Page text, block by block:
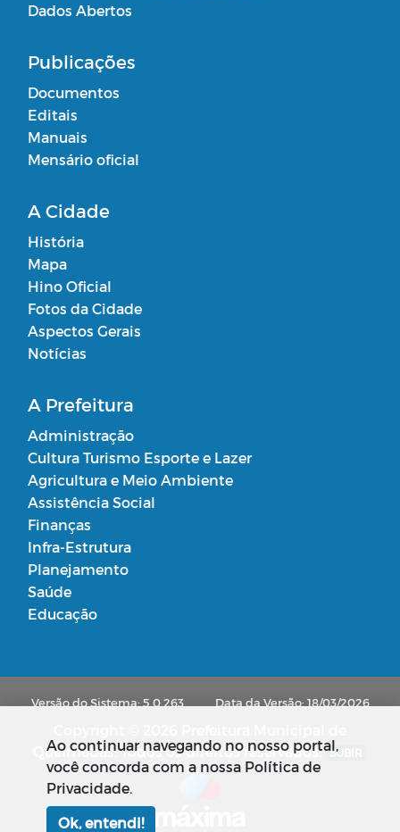
Dados Abertos
Publicações
Documentos
Editais
Manuais
Mensário oficial
A Cidade
História
Mapa
Hino Oficial
Fotos da Cidade
Aspectos Gerais
Notícias
A Prefeitura
Administração
Cultura Turismo Esporte e Lazer
Agricultura e Meio Ambiente
Assistência Social
Finanças
Infra-Estrutura
Planejamento
Saúde
Educação
Versão do Sistema: 5.0.263 Data da Versão: 18/03/2026
Queimadas. Todos os direitos reservados. SUBIR
Ao continuar navegando no nosso portal,
você concorda com a nossa Política de
Privacidade.
Ok, entendi!